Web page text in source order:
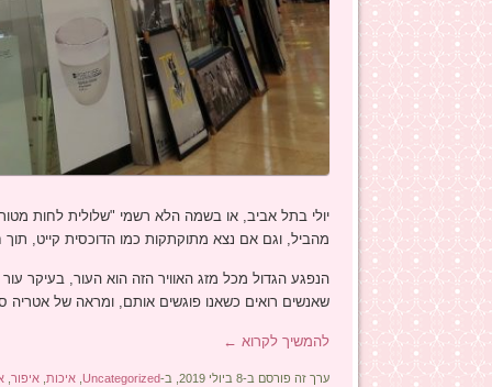
יולי בתל אביב, או בשמה הלא רשמי "שלולית לחות
מהביל, וגם אם נצא מתוקתקות כמו הדוכסית קייט,
הנפגע הגדול מכל מזג האוויר הזה הוא העור, בעיקר
שאנשים רואים כשאנו פוגשים אותם, ומראה של
להמשיך לקרוא ←
ערך זה פורסם ב-8 ביולי 2019, ב- Uncategorized איכות, איפור,